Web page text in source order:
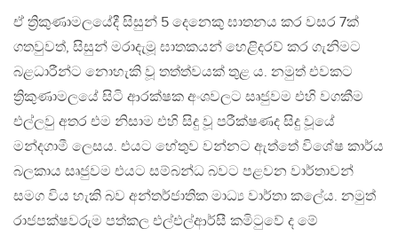
ඒ ත්‍රිකුණාමලයේදී සිසුන් 5 දෙනෙකු ඝාතනය කර වසර 7ක්
ගතවුවත්, සිසුන් මරාදැමූ ඝාතකයන් හෙළිදරව් කර ගැනිමට
බළධාරීන්ට නොහැකි වූ තත්ත්වයක් තුළ ය. නමුත් එවකට
ත්‍රිකුණාමලයේ සිටි ආරක්ෂක අංශවලට සෘජුවම එහි වගකීම
එල්ලවු අතර එම නිසාම එහි සිදු වූ පරීක්ෂණද සිදු වූයේ
මන්දගාමී ලෙසය. එයට හේතුව වන්නට ඇත්තේ විශේෂ කාර්ය
බලකාය සෘජුවම එයට සම්බන්ධ බවට පළවන වාර්තාවන්
සමග විය හැකි බව අන්තර්ජාතික මාධ්‍ය වාර්තා කලේය. නමුත්
රාජපක්ෂවරුම පත්කල එල්එල්ආර්සී කමිටුවේ ද මේ